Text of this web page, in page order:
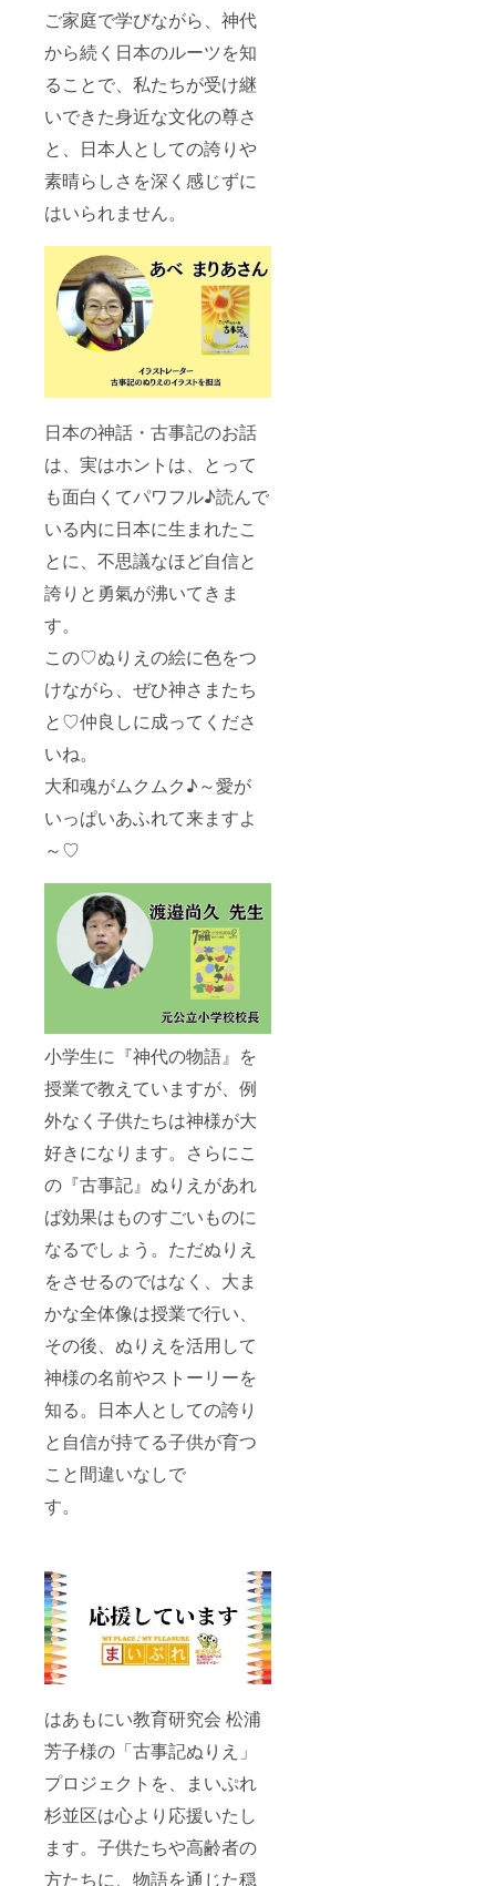
ご家庭で学びながら、神代
から続く日本のルーツを知
ることで、私たちが受け継
いできた身近な文化の尊さ
と、日本人としての誇りや
素晴らしさを深く感じずに
はいられません。
日本の神話・古事記のお話
は、実はホントは、とって
も面白くてパワフル♪読んで
いる内に日本に生まれたこ
とに、不思議なほど自信と
誇りと勇氣が沸いてきま
す。
この♡ぬりえの絵に色をつ
けながら、ぜひ神さまたち
と♡仲良しに成ってくださ
いね。
大和魂がムクムク♪～愛が
いっぱいあふれて来ますよ
～♡
小学生に『神代の物語』を
授業で教えていますが、例
外なく子供たちは神様が大
好きになります。さらにこ
の『古事記』ぬりえがあれ
ば効果はものすごいものに
なるでしょう。ただぬりえ
をさせるのではなく、大ま
かな全体像は授業で行い、
その後、ぬりえを活用して
神様の名前やストーリーを
知る。日本人としての誇り
と自信が持てる子供が育つ
こと間違いなしで
す。
はあもにい教育研究会 松浦
芳子様の「古事記ぬりえ」
プロジェクトを、まいぷれ
杉並区は心より応援いたし
ます。子供たちや高齢者の
方たちに、物語を通じた穏